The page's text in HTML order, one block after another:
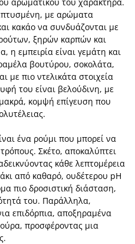
με αρώματα
κακάο να συνδυάζονται με
ξηρών καρπών και
η εμπειρία είναι γεμάτη και
βουτύρου, σοκολάτα,
με πιο ντελικάτα στοιχεία
του είναι βελούδινη, με
κομψή επίγευση που
ένα ρούμι που μπορεί να
Σκέτο, αποκαλύπτει
κάθε λεπτομέρεια
από καθαρό, ουδέτερου pH
πιο δροσιστική διάσταση,
του. Παράλληλα,
επιδόρπια, αποξηραμένα
προσφέροντας μια